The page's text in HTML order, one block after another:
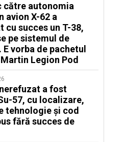
către autonomia
avion X-62 a
cu succes un T-38,
pe sistemul de
vorba de pachetul
Legion Pod
a fost
57, cu localizare,
tehnologie și cod
fără succes de